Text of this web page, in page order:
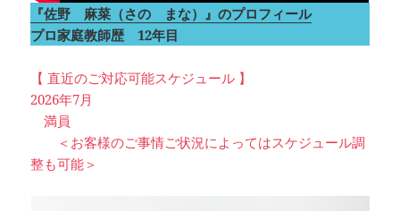
『佐野 麻菜（さの まな）』のプロフィール
プロ家庭教師歴 12年目
【 直近のご対応可能スケジュール 】
2026年7月
満員
＜お客様のご事情ご状況によってはスケジュール調
整も可能＞